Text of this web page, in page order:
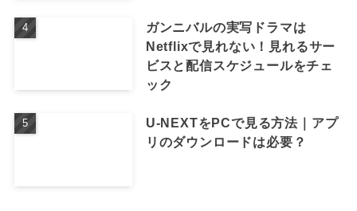
ガンニバルの実写ドラマは
Netflixで見れない！見れるサー
ビスと配信スケジュールをチェ
ック
U-NEXTをPCで見る方法｜アプ
リのダウンロードは必要？